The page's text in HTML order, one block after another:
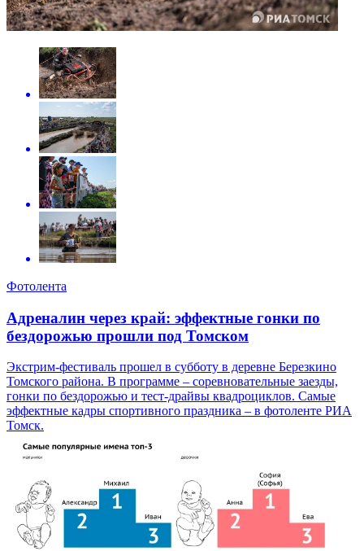
Фотолента
Адреналин через край: эффектные гонки по
бездорожью прошли под Томском
Экстрим-фестиваль прошел в субботу в деревне Березкино
Томского района. В программе – соревновательные заезды,
гонки по бездорожью и тест-драйвы квадроциклов. Самые
эффектные кадры спортивного праздника – в фотоленте РИА
Томск.